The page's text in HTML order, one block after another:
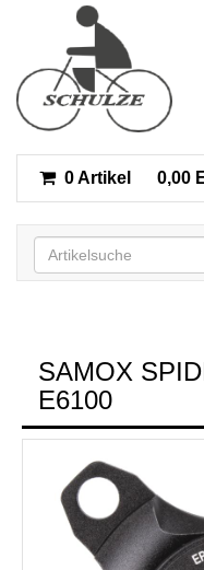
0 Artikel 0,00
SAMOX
E6100